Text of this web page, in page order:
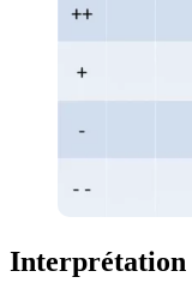
Interprétation